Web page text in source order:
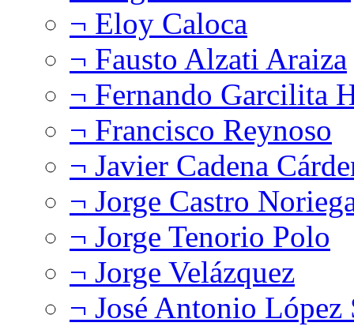
¬ Eloy Caloca
¬ Fausto Alzati Araiza
¬ Fernando Garcilita
¬ Francisco Reynoso
¬ Javier Cadena
¬ Jorge Castro
¬ Jorge Tenorio Polo
¬ Jorge Velázquez
¬ José Antonio López